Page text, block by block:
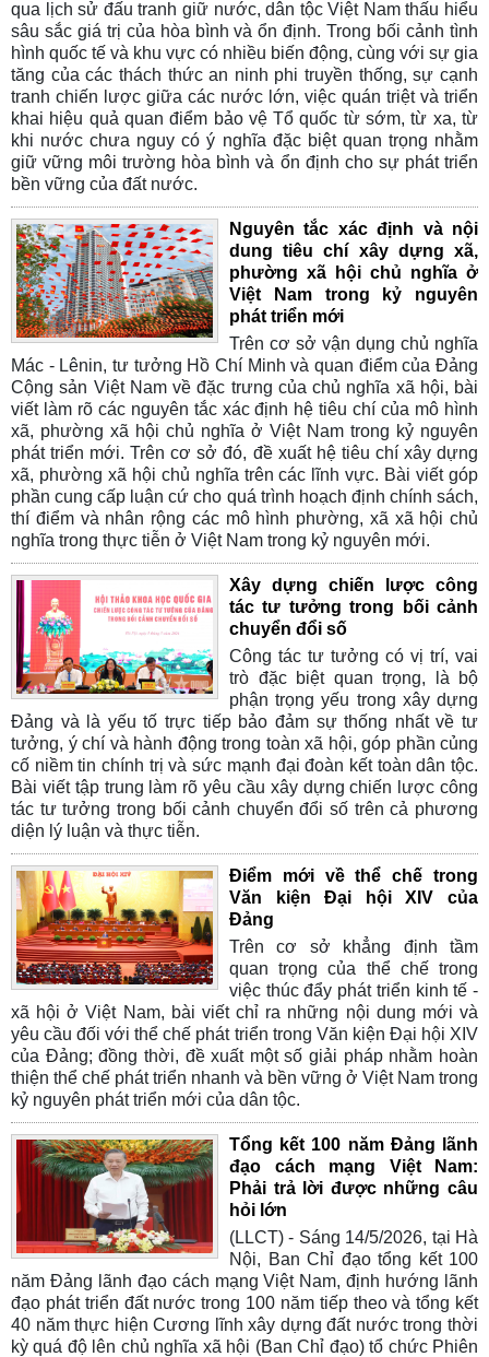
qua lịch sử đấu tranh giữ nước, dân tộc Việt Nam thấu hiểu
sâu sắc giá trị của hòa bình và ổn định. Trong bối cảnh tình
hình quốc tế và khu vực có nhiều biến động, cùng với sự gia
tăng của các thách thức an ninh phi truyền thống, sự cạnh
tranh chiến lược giữa các nước lớn, việc quán triệt và triển
khai hiệu quả quan điểm bảo vệ Tổ quốc từ sớm, từ xa, từ
khi nước chưa nguy có ý nghĩa đặc biệt quan trọng nhằm
giữ vững môi trường hòa bình và ổn định cho sự phát triển
bền vững của đất nước.
Nguyên tắc xác định và nội
dung tiêu chí xây dựng xã,
phường xã hội chủ nghĩa ở
Việt Nam trong kỷ nguyên
phát triển mới
Trên cơ sở vận dụng chủ nghĩa
Mác - Lênin, tư tưởng Hồ Chí Minh và quan điểm của Đảng
Cộng sản Việt Nam về đặc trưng của chủ nghĩa xã hội, bài
viết làm rõ các nguyên tắc xác định hệ tiêu chí của mô hình
xã, phường xã hội chủ nghĩa ở Việt Nam trong kỷ nguyên
phát triển mới. Trên cơ sở đó, đề xuất hệ tiêu chí xây dựng
xã, phường xã hội chủ nghĩa trên các lĩnh vực. Bài viết góp
phần cung cấp luận cứ cho quá trình hoạch định chính sách,
thí điểm và nhân rộng các mô hình phường, xã xã hội chủ
nghĩa trong thực tiễn ở Việt Nam trong kỷ nguyên mới.
Xây dựng chiến lược công
tác tư tưởng trong bối cảnh
chuyển đổi số
Công tác tư tưởng có vị trí, vai
trò đặc biệt quan trọng, là bộ
phận trọng yếu trong xây dựng
Đảng và là yếu tố trực tiếp bảo đảm sự thống nhất về tư
tưởng, ý chí và hành động trong toàn xã hội, góp phần củng
cố niềm tin chính trị và sức mạnh đại đoàn kết toàn dân tộc.
Bài viết tập trung làm rõ yêu cầu xây dựng chiến lược công
tác tư tưởng trong bối cảnh chuyển đổi số trên cả phương
diện lý luận và thực tiễn.
Điểm mới về thể chế trong
Văn kiện Đại hội XIV của
Đảng
Trên cơ sở khẳng định tầm
quan trọng của thể chế trong
việc thúc đẩy phát triển kinh tế -
xã hội ở Việt Nam, bài viết chỉ ra những nội dung mới và
yêu cầu đối với thể chế phát triển trong Văn kiện Đại hội XIV
của Đảng; đồng thời, đề xuất một số giải pháp nhằm hoàn
thiện thể chế phát triển nhanh và bền vững ở Việt Nam trong
kỷ nguyên phát triển mới của dân tộc.
Tổng kết 100 năm Đảng lãnh
đạo cách mạng Việt Nam:
Phải trả lời được những câu
hỏi lớn
(LLCT) - Sáng 14/5/2026, tại Hà
Nội, Ban Chỉ đạo tổng kết 100
năm Đảng lãnh đạo cách mạng Việt Nam, định hướng lãnh
đạo phát triển đất nước trong 100 năm tiếp theo và tổng kết
40 năm thực hiện Cương lĩnh xây dựng đất nước trong thời
kỳ quá độ lên chủ nghĩa xã hội (Ban Chỉ đạo) tổ chức Phiên